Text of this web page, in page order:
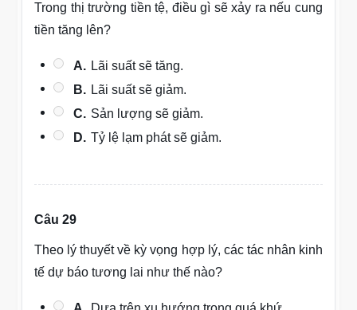
Trong thị trường tiền tệ, điều gì sẽ xảy ra nếu cung
tiền tăng lên?
A. Lãi suất sẽ tăng.
B. Lãi suất sẽ giảm.
C. Sản lượng sẽ giảm.
D. Tỷ lệ lạm phát sẽ giảm.
Câu 29
Theo lý thuyết về kỳ vọng hợp lý, các tác nhân kinh
tế dự báo tương lai như thế nào?